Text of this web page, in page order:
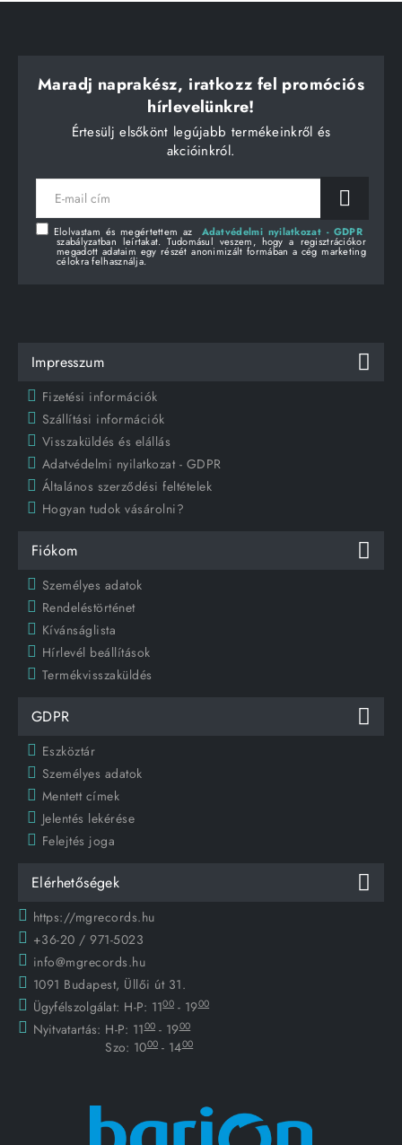
Maradj naprakész, iratkozz fel promóciós
hírlevelünkre!
Értesülj elsőkönt legújabb termékeinkről és
akcióinkról.
E-
mail
Elolvastam és megértettem az Adatvédelmi nyilatkozat - GDPR
szabályzatban leírtakat. Tudomásul veszem, hogy a regisztrációkor
megadott adataim egy részét anonimizált formában a cég marketing
célokra felhasználja.
Impresszum
Fizetési információk
Szállítási információk
Visszaküldés és elállás
Adatvédelmi nyilatkozat - GDPR
Általános szerződési feltételek
Hogyan tudok vásárolni?
Fiókom
Személyes adatok
Rendeléstörténet
Kívánságlista
Hírlevél beállítások
Termékvisszaküldés
GDPR
Eszköztár
Személyes adatok
Mentett címek
Jelentés lekérése
Felejtés joga
Elérhetőségek
https://mgrecords.hu
+36-20 / 971-5023
info@mgrecords.hu
1091 Budapest, Üllői út 31.
Ügyfélszolgálat: H-P: 1100 - 1900
Nyitvatartás: H-P: 1100 - 1900
Szo: 1000 - 1400